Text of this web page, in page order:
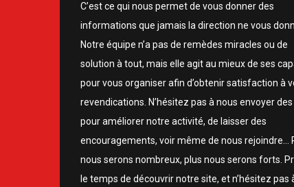
C’est ce qui nous permet de vous donner des
informations que jamais la direction ne vous
Notre équipe n’a pas de remèdes miracles ou de
solution à tout, mais elle agit au mieux de ses
pour vous organiser afin d’obtenir satisfaction à
revendications. N’hésitez pas à nous envoyer
pour améliorer notre activité, de laisser des
encouragements, voir même de nous rejoindre…
nous serons nombreux, plus nous serons forts.
le temps de découvrir notre site, et n’hésitez pas